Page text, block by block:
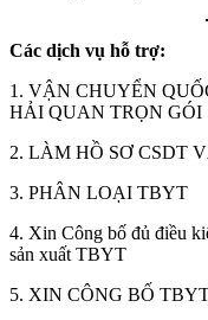
Các dịch vụ hỗ trợ:
1. VẬN CHUYỂN
HẢI QUAN TRỌN GÓI
2. LÀM HỒ SƠ CSDT
3. PHÂN LOẠI TBYT
4. Xin Công bố đủ điều
sản xuất TBYT
5. XIN CÔNG BỐ